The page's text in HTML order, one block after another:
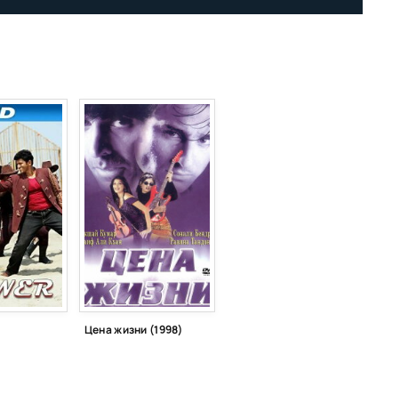
Цена жизни (1998)